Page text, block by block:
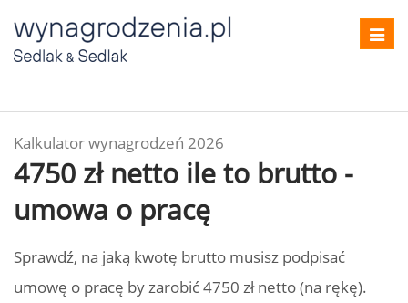
Kalkulator wynagrodzeń 2026
4750 zł netto ile to brutto -
umowa o pracę
Sprawdź, na jaką kwotę brutto musisz podpisać
umowę o pracę by zarobić 4750 zł netto (na rękę).